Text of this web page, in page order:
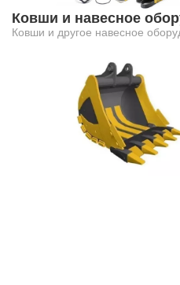
Ковши и навесное
Ковши и другое навесное